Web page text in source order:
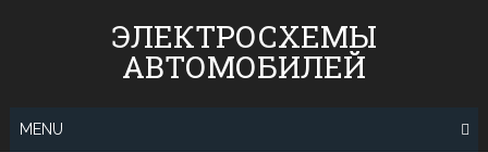
ЭЛЕКТРОСХЕМЫ
АВТОМОБИЛЕЙ
MENU